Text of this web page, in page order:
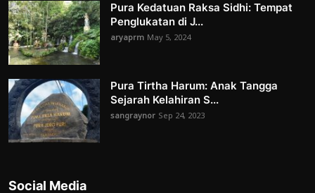
Pura Kedatuan Raksa Sidhi: Tempat
Penglukatan di J...
aryaprm May 5, 2024
Pura Tirtha Harum: Anak Tangga
Sejarah Kelahiran S...
sangraynor Sep 24, 2023
Social Media